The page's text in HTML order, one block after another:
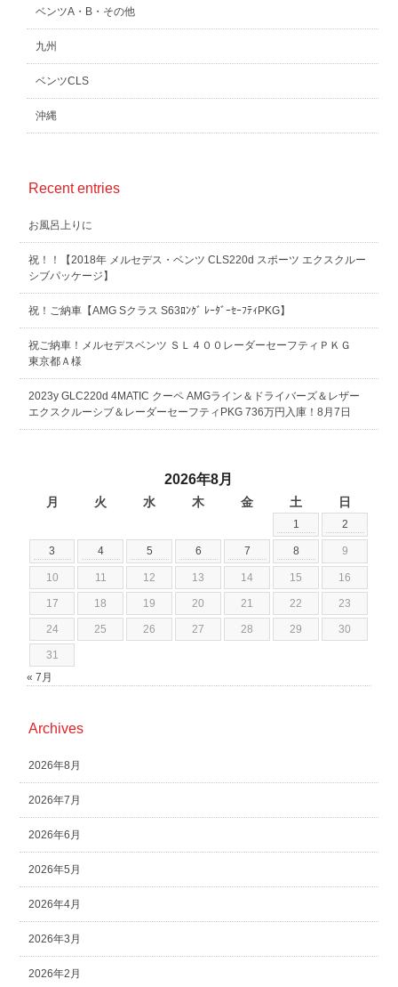
ベンツA・B・その他
九州
ベンツCLS
沖縄
Recent entries
お風呂上りに
祝！！【2018年 メルセデス・ベンツ CLS220d スポーツ エクスクルー
シブパッケージ】
祝！ご納車【AMG Sクラス S63ﾛﾝｸﾞ ﾚｰﾀﾞｰｾｰﾌﾃｨPKG】
祝ご納車！メルセデスベンツ ＳＬ４００レーダーセーフティＰＫＧ
東京都Ａ様
2023y GLC220d 4MATIC クーペ AMGライン＆ドライバーズ＆レザー
エクスクルーシブ＆レーダーセーフティPKG 736万円入庫！8月7日
2026年8月
月 火 水 木 金 土 日
1 2
3 4 5 6 7 8 9
10 11 12 13 14 15 16
17 18 19 20 21 22 23
24 25 26 27 28 29 30
31
« 7月
Archives
2026年8月
2026年7月
2026年6月
2026年5月
2026年4月
2026年3月
2026年2月